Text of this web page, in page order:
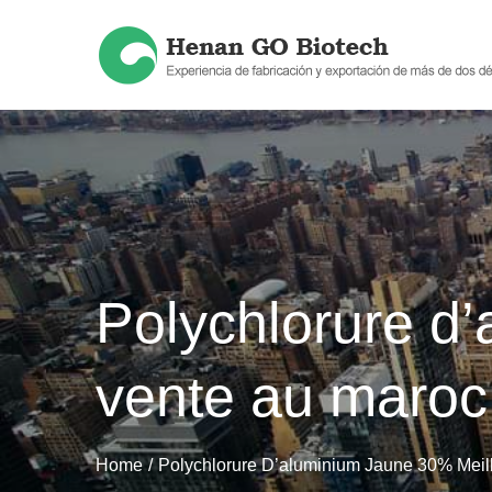
Polychlorure
vente au maroc
Home Polychlorure D’aluminium Jaune 30%